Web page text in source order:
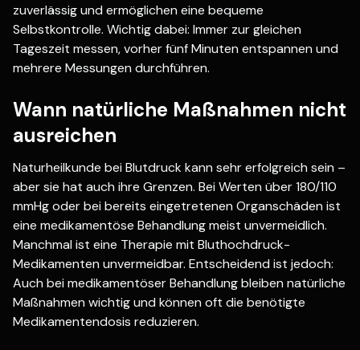
zuverlässig und ermöglichen eine bequeme
Selbstkontrolle. Wichtig dabei: Immer zur gleichen
Tageszeit messen, vorher fünf Minuten entspannen und
mehrere Messungen durchführen.
Wann natürliche Maßnahmen nicht
ausreichen
Naturheilkunde bei Blutdruck kann sehr erfolgreich sein –
aber sie hat auch ihre Grenzen. Bei Werten über 180/110
mmHg oder bei bereits eingetretenen Organschäden ist
eine medikamentöse Behandlung meist unvermeidlich.
Manchmal ist eine Therapie mit Bluthochdruck-
Medikamenten unvermeidbar. Entscheidend ist jedoch:
Auch bei medikamentöser Behandlung bleiben natürliche
Maßnahmen wichtig und können oft die benötigte
Medikamentendosis reduzieren.